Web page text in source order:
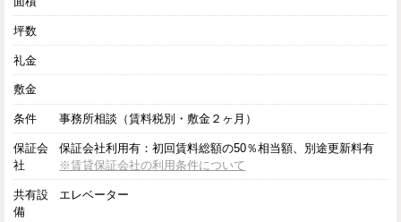
坪数
礼金
敷金
条件 事務所相談（賃料税別・敷金２ヶ月）
保証会
社
保証会社利用有：初回賃料総額の50％相当額、別途更新料有
※賃貸保証会社の利用条件について
共有設
備
エレベーター